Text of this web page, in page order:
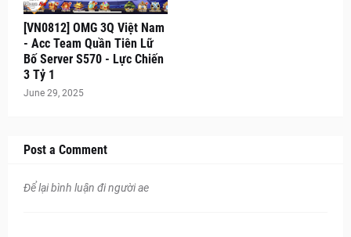
[VN0812] OMG 3Q Việt Nam
- Acc Team Quần Tiên Lữ
Bố Server S570 - Lực Chiến
3 Tỷ 1
June 29, 2025
Post a Comment
Để lại bình luận đi người ae